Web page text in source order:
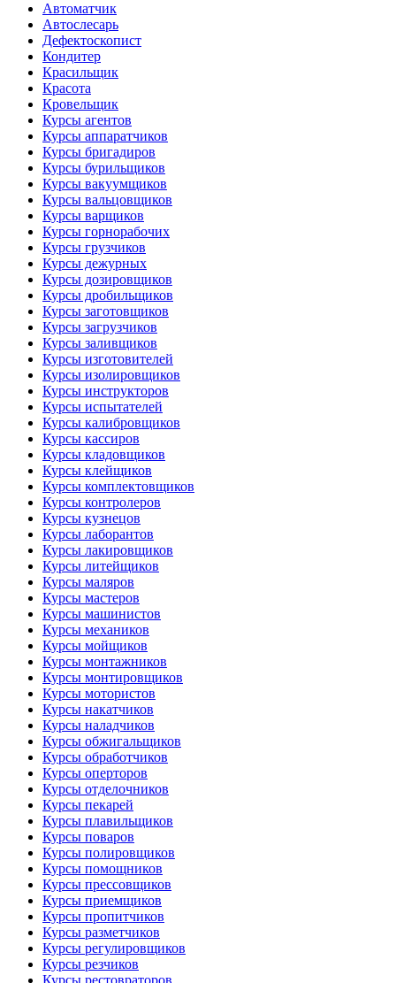
Автоматчик
Автослесарь
Дефектоскопист
Кондитер
Красильщик
Красота
Кровельщик
Курсы агентов
Курсы аппаратчиков
Курсы бригадиров
Курсы бурильщиков
Курсы вакуумщиков
Курсы вальцовщиков
Курсы варщиков
Курсы горнорабочих
Курсы грузчиков
Курсы дежурных
Курсы дозировщиков
Курсы дробильщиков
Курсы заготовщиков
Курсы загрузчиков
Курсы заливщиков
Курсы изготовителей
Курсы изолировщиков
Курсы инструкторов
Курсы испытателей
Курсы калибровщиков
Курсы кассиров
Курсы кладовщиков
Курсы клейщиков
Курсы комплектовщиков
Курсы контролеров
Курсы кузнецов
Курсы лаборантов
Курсы лакировщиков
Курсы литейщиков
Курсы маляров
Курсы мастеров
Курсы машинистов
Курсы механиков
Курсы мойщиков
Курсы монтажников
Курсы монтировщиков
Курсы мотористов
Курсы накатчиков
Курсы наладчиков
Курсы обжигальщиков
Курсы обработчиков
Курсы оперторов
Курсы отделочников
Курсы пекарей
Курсы плавильщиков
Курсы поваров
Курсы полировщиков
Курсы помощников
Курсы прессовщиков
Курсы приемщиков
Курсы пропитчиков
Курсы разметчиков
Курсы регулировщиков
Курсы резчиков
Курсы рестовраторов